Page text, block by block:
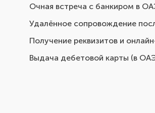
Очная встреча с банкиром в
Удалённое сопровождение
Получение реквизитов и
Выдача дебетовой карты (в